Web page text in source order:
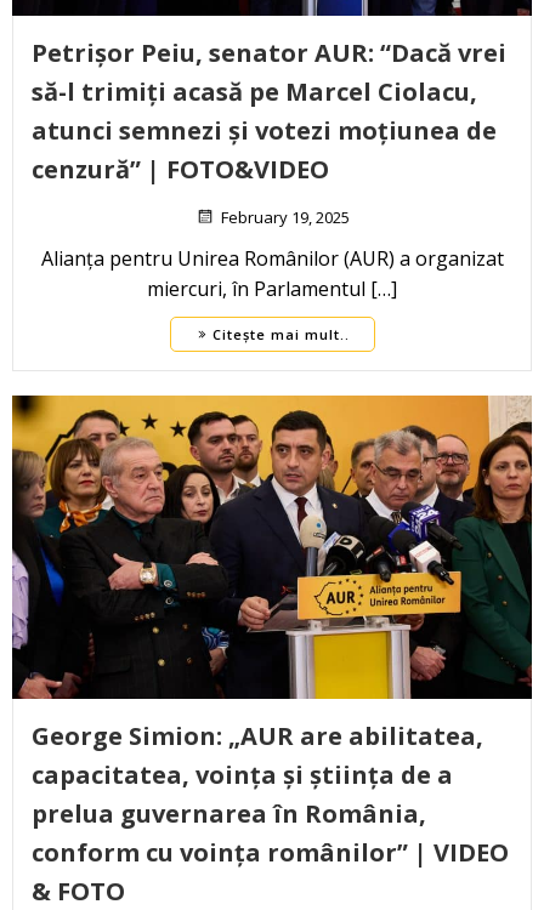
Petrișor Peiu, senator AUR: “Dacă vrei
să-l trimiți acasă pe Marcel Ciolacu,
atunci semnezi și votezi moțiunea de
cenzură” | FOTO&VIDEO
February 19, 2025
Alianța pentru Unirea Românilor (AUR) a organizat
miercuri, în Parlamentul […]
Citește mai mult..
George Simion: „AUR are abilitatea,
capacitatea, voința și știința de a
prelua guvernarea în România,
conform cu voința românilor” | VIDEO
& FOTO